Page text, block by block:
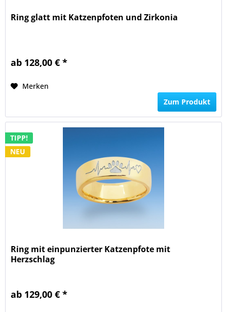
Ring glatt mit Katzenpfoten und Zirkonia
ab 128,00 € *
Merken
Zum Produkt
TIPP!
NEU
Ring mit einpunzierter Katzenpfote mit
Herzschlag
ab 129,00 € *